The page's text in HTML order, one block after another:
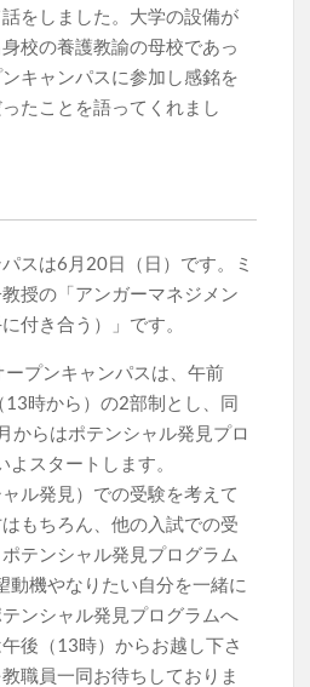
をしました。大学の設備が
校の養護教諭の母校であっ
キャンパスに参加し感銘を
たことを語ってくれまし
スは6月20日（日）です。ミ
授の「アンガーマネジメン
付き合う）」です。
プンキャンパスは、午前
13時から）の2部制とし、同
からはポテンシャル発見プロ
スタートします。
ル発見）での受験を考えて
もちろん、他の入試での受
テンシャル発見プログラム
動機やなりたい自分を一緒に
ンシャル発見プログラムへ
後（13時）からお越し下さ
職員一同お待ちしておりま